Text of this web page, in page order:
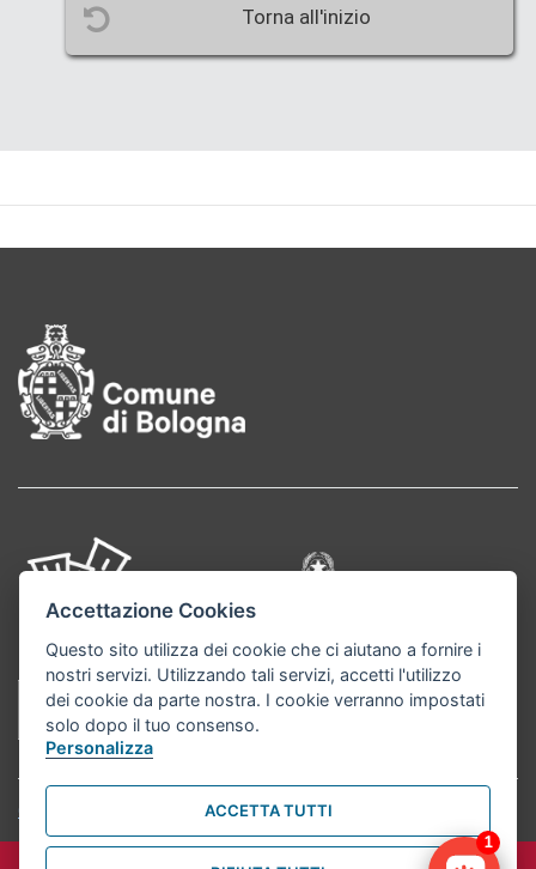
Torna all'inizio
Comune di Bologna © 2021. Tutti i diritti riservati.
Accettazione Cookies
Questo sito utilizza dei cookie che ci aiutano a fornire i
nostri servizi. Utilizzando tali servizi, accetti l'utilizzo
dei cookie da parte nostra. I cookie verranno impostati
solo dopo il tuo consenso.
Personalizza
ACCETTA TUTTI
1